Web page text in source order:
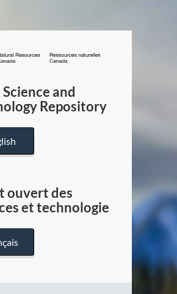
/
Canada
and
Repository
ouvert des
et technologie